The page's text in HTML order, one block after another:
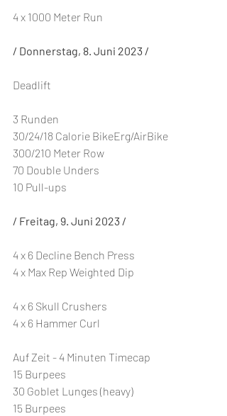
4 x 1000 Meter Run
/ Donnerstag, 8. Juni 2023 /
Deadlift
3 Runden
30/24/18 Calorie BikeErg/AirBike
300/210 Meter Row
70 Double Unders
10 Pull-ups
/ Freitag, 9. Juni 2023 /
4 x 6 Decline Bench Press
4 x Max Rep Weighted Dip
4 x 6 Skull Crushers
4 x 6 Hammer Curl
Auf Zeit - 4 Minuten Timecap
15 Burpees
30 Goblet Lunges (heavy)
15 Burpees